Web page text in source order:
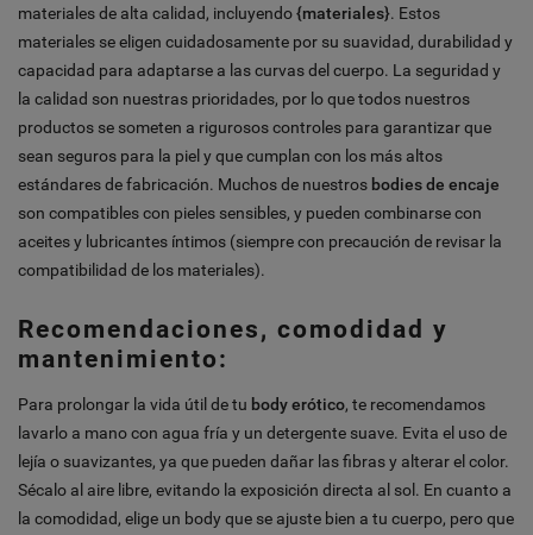
materiales de alta calidad, incluyendo{materiales}. Estos
materiales se eligen cuidadosamente por su suavidad, durabilidad y
capacidad para adaptarse a las curvas del cuerpo. La seguridad y
la calidad son nuestras prioridades, por lo que todos nuestros
productos se someten a rigurosos controles para garantizar que
sean seguros para la piel y que cumplan con los más altos
estándares de fabricación. Muchos de nuestros bodies de encaje
son compatibles con pieles sensibles, y pueden combinarse con
aceites y lubricantes íntimos (siempre con precaución de revisar la
compatibilidad de los materiales).
Recomendaciones, comodidad y
mantenimiento:
Para prolongar la vida útil de tu body erótico, te recomendamos
lavarlo a mano con agua fría y un detergente suave. Evita el uso de
lejía o suavizantes, ya que pueden dañar las fibras y alterar el color.
Sécalo al aire libre, evitando la exposición directa al sol. En cuanto a
la comodidad, elige un body que se ajuste bien a tu cuerpo, pero que